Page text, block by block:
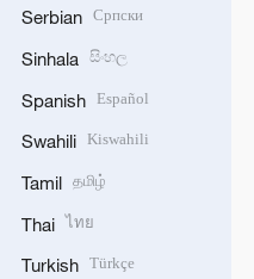
Serbian Српски
Sinhala සිංහල
Spanish Español
Swahili Kiswahili
Tamil தமிழ்
Thai ไทย
Turkish Türkçe